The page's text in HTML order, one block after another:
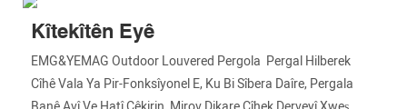
Kîtekîtên Eyê
EMG&YEMAG Outdoor Louvered Pergola Pergal Hilberek
Cîhê Vala Ya Pir-Fonksîyonel E, Ku Bi Sîbera Daîre, Pergala